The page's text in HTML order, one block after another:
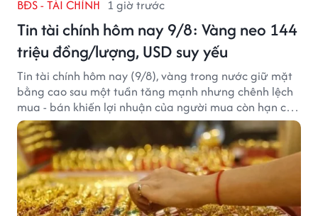
BĐS - TÀI CHÍNH 1 giờ trước
Tin tài chính hôm nay 9/8: Vàng neo 144
triệu đồng/lượng, USD suy yếu
Tin tài chính hôm nay (9/8), vàng trong nước giữ mặt
bằng cao sau một tuần tăng mạnh nhưng chênh lệch
mua - bán khiến lợi nhuận của người mua còn hạn chế,
trong khi USD chịu sức ép sau dữ liệu việc làm Mỹ gây
thất vọng.